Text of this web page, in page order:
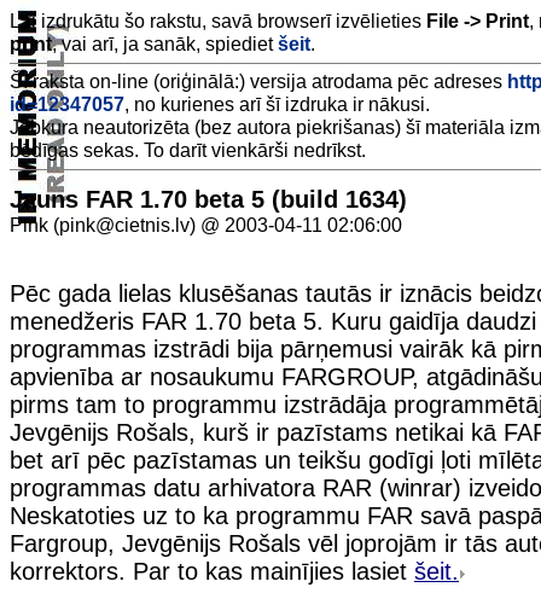
Lai izdrukātu šo rakstu, savā browserī izvēlieties File -> Print,
print, vai arī, ja sanāk, spiedietšeit.
Šī raksta on-line (oriģinālā:) versija atrodama pēc adreses
id=12347057, no kurienes arī šī izdruka ir nākusi.
Jebkura neautorizēta (bez autora piekrišanas) šī materiāla
bēdīgas sekas. To darīt vienkārši nedrīkst.
Jauns FAR 1.70 beta 5 (build 1634)
Pink (pink@cietnis.lv) @ 2003-04-11 02:06:00
Pēc gada lielas klusēšanas tautās ir iznācis
menedžeris FAR 1.70 beta 5. Kuru gaidīja
programmas izstrādi bija pārņemusi vairāk kā
apvienība ar nosaukumu FARGROUP,
pirms tam to programmu izstrādāja
Jevgēnijs Rošals, kurš ir pazīstams netikai kā
bet arī pēc pazīstamas un teikšu godīgi ļoti
programmas datu arhivatora RAR (winrar)
Neskatoties uz to ka programmu FAR savā
Fargroup, Jevgēnijs Rošals vēl joprojām ir tās
korrektors. Par to kas mainījies lasiet šeit.